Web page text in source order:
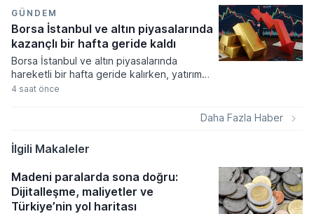
piyasalardaki enflasyon endişelerini canlı
tutuyor.
GÜNDEM
Borsa İstanbul ve altın piyasalarında
kazançlı bir hafta geride kaldı
Borsa İstanbul ve altın piyasalarında
hareketli bir hafta geride kalırken, yatırım
araçlarının büyük çoğunluğu yatırımcısına
çok ilgi gören ve değer kazanan varlıkları
arasında yer aldı.
4 saat önce
Daha Fazla Haber
İlgili Makaleler
Madeni paralarda sona doğru:
Dijitalleşme, maliyetler ve
Türkiye’nin yol haritası